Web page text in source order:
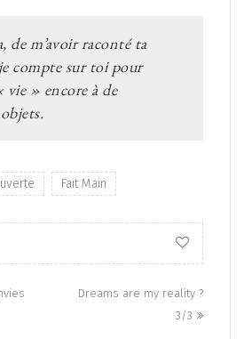
de m’avoir raconté ta
compte sur toi pour
» encore à de
Fait Main
Dreams are my reality ?
3/3